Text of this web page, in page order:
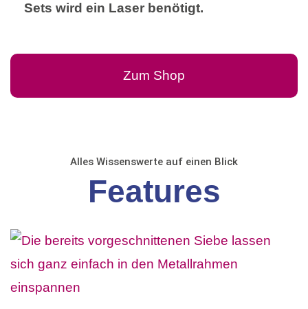
Sets wird ein Laser benötigt.
Zum Shop
Alles Wissenswerte auf einen Blick
Features